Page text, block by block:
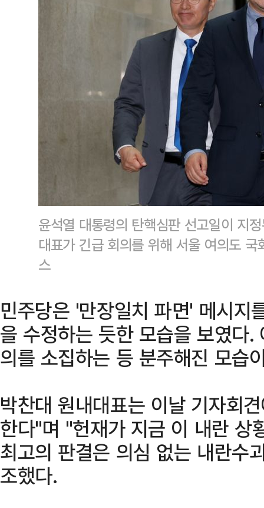
윤석열 대통령의 탄핵심판 선고일이 지
대표가 긴급 회의를 위해 서울 여의도
스
민주당은 '만장일치 파면' 메시지
을 수정하는 듯한 모습을 보였다
의를 소집하는 등 분주해진 모습
박찬대 원내대표는 이날 기자회
한다"며 "헌재가 지금 이 내란 상
최고의 판결은 의심 없는 내란수
조했다.